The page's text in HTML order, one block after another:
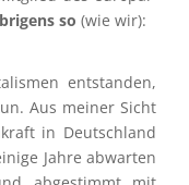
so (wie wir):
entstan­den,
Aus meiner Sicht
in Deutsch­land
Jahre abwar­ten